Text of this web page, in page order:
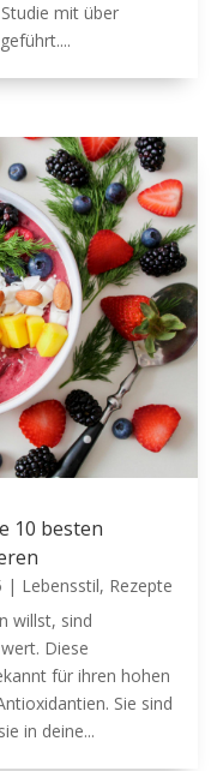
mit über
10 besten
| Lebensstil, Rezepte
willst, sind
Diese
für ihren hohen
Sie sind
in deine...